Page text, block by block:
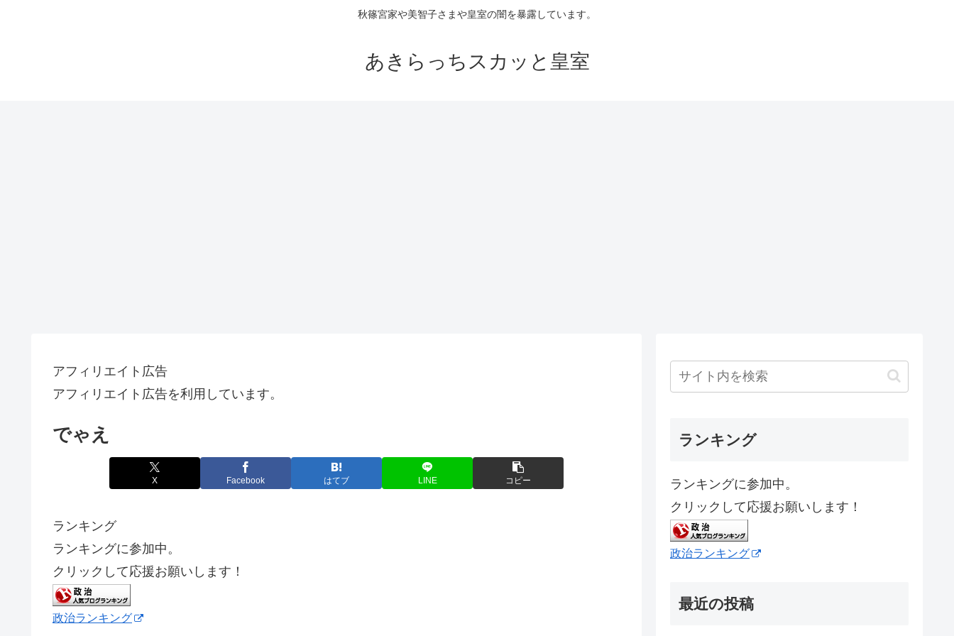
秋篠宮家や美智子さまや皇室の闇を暴露しています。
あきらっちスカッと皇室
アフィリエイト広告
アフィリエイト広告を利用しています。
でゃえ
X Facebook はてブ LINE コピー
ランキング
ランキングに参加中。
クリックして応援お願いします！
政治ランキング
ランキング
ランキングに参加中。
クリックして応援お願いします！
政治ランキング
最近の投稿